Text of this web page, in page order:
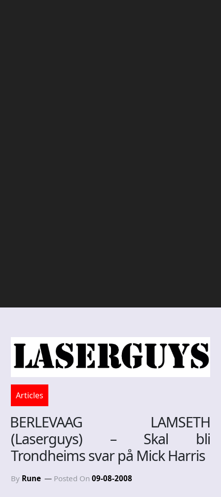
Articles
BERLEVAAG LAMSETH
(Laserguys) – Skal bli
Trondheims svar på Mick Harris
By Rune Posted On 09-08-2008